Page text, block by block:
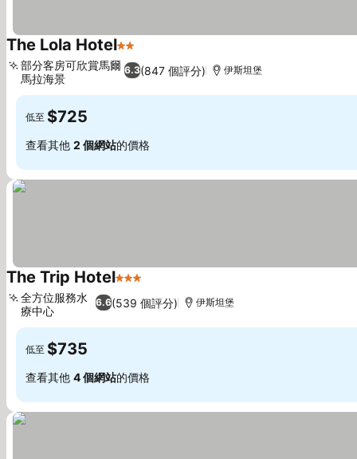
The Lola Hotel2 星級
6.3(847 個評分)
部分客房可欣賞馬爾
馬拉海景
伊斯坦堡
低至 $725
查看其他 2 個網站的價格
The Trip Hotel3 星級
6.6(539 個評分)
全方位服務水
療中心
伊斯坦堡
低至 $735
查看其他 4 個網站的價格